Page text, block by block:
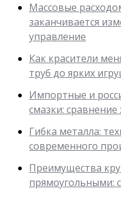
Массовые
заканчивается
управление
Как красители
труб до ярких
Импортные и
смазки: сравнение
Гибка металла:
современного
Преимущества
прямоугольными: